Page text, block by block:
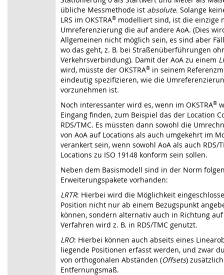
übliche Messmethode ist absolute. Solange
LRS im OKSTRA® modelliert sind, ist die einzige
Umreferenzierung die auf andere AoA. (Dies
Allgemeinen nicht möglich sein, es sind aber
wo das geht, z. B. bei Straßenüberführungen
Verkehrsverbindung). Damit der AoA zu einem
wird, müsste der OKSTRA® in seinem
eindeutig spezifizieren, wie die
vorzunehmen ist.
Noch interessanter wird es, wenn im OKSTRA®
Eingang finden, zum Beispiel das der Location
RDS/TMC. Es müssten dann sowohl die
von AoA auf Locations als auch umgekehrt im
verankert sein, wenn sowohl AoA als auch RDS/
Locations zu ISO 19148 konform sein sollen.
Neben dem Basismodell sind in der Norm
Erweiterungspakete vorhanden:
LRTR: Hierbei wird die Möglichkeit
Position nicht nur ab einem Bezugspunkt
können, sondern alternativ auch in Richtung
Verfahren wird z. B. in RDS/TMC genutzt.
LRO: Hierbei können auch abseits eines
liegende Positionen erfasst werden, und zwar
von orthogonalen Abständen (Offsets)
Entfernungsmaß.